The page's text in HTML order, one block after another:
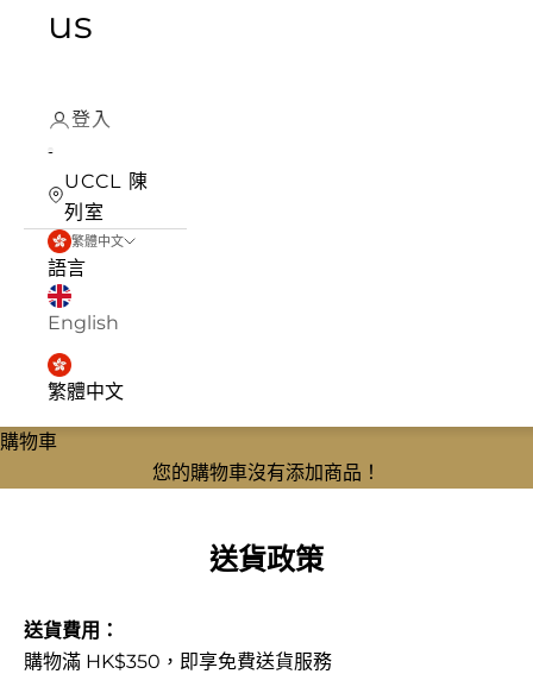
us
登入
UCCL 陳
列室
繁體中文
語言
English
繁體中文
購物車
您的購物車沒有添加商品！
送貨政策
送貨費用：
購物滿 HK$350，即享免費送貨服務